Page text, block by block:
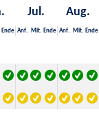
Jul. Aug.
Ende Anf. Mit. Ende Anf. Mit. Ende